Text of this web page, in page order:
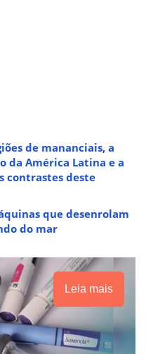
de mananciais, a
da América Latina e a
contrastes deste
que desenrolam
do mar
Leia mais